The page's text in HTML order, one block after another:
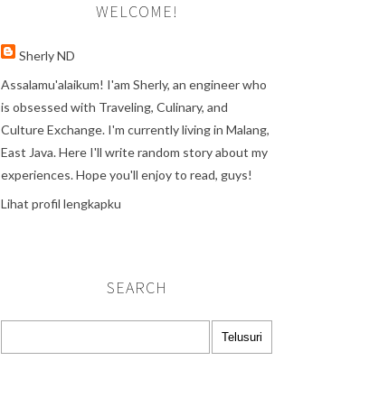
WELCOME!
Sherly ND
Assalamu'alaikum! I'am Sherly, an engineer who
is obsessed with Traveling, Culinary, and
Culture Exchange. I'm currently living in Malang,
East Java. Here I'll write random story about my
experiences. Hope you'll enjoy to read, guys!
Lihat profil lengkapku
SEARCH